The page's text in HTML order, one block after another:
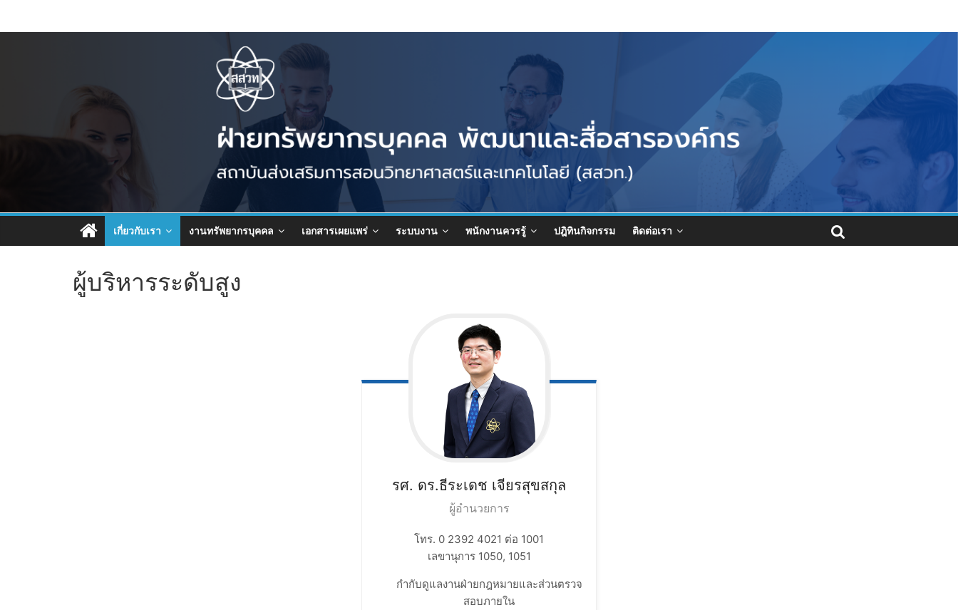
เกี่ยวกับเรา งานทรัพยากรบุคคล เอกสารเผยแพร่ ระบบงาน พนักงานควรรู้ ปฎิทินกิจกรรม ติดต่อเรา
ผู้บริหารระดับสูง
รศ. ดร.ธีระเดช เจียรสุขสกุล
ผู้อำนวยการ
โทร. 0 2392 4021 ต่อ 1001
เลขานุการ 1050, 1051
กำกับดูแลงานฝ่ายกฎหมายและส่วนตรวจ
สอบภายใน​